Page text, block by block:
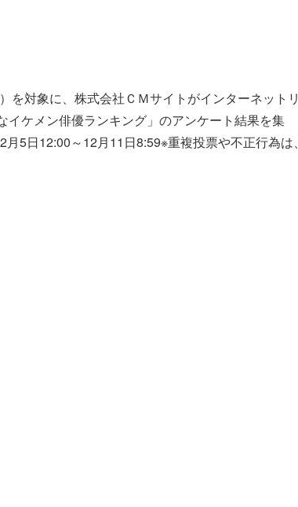
対象に、株式会社ＣＭサイトがインターネットリ
ケメン俳優ランキング」のアンケート結果を集
5日12:00～12月11日8:59※重複投票や不正行為は、